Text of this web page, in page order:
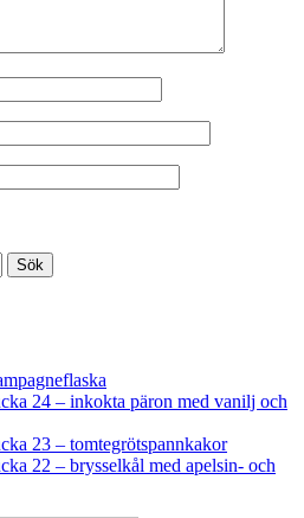
Sök
24 – inkokta päron med vanilj och
23 – tomtegrötspannkakor
22 – brysselkål med apelsin- och